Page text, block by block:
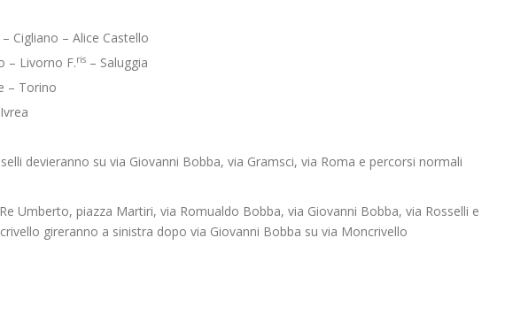
Cigliano – Alice Castello
– Livorno F.ris – Saluggia
– Torino
devieranno su via Giovanni Bobba, via Gramsci, via Roma e percorsi normali
Umberto, piazza Martiri, via Romualdo Bobba, via Giovanni Bobba, via Rosselli e
gireranno a sinistra dopo via Giovanni Bobba su via Moncrivello